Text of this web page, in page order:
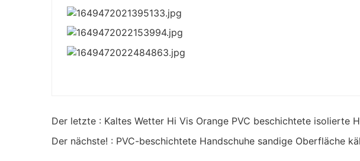
Der letzte : Kaltes Wetter Hi Vis Orange PVC beschichtete isolierte
Der nächste! : PVC-beschichtete Handschuhe sandige Oberfläche